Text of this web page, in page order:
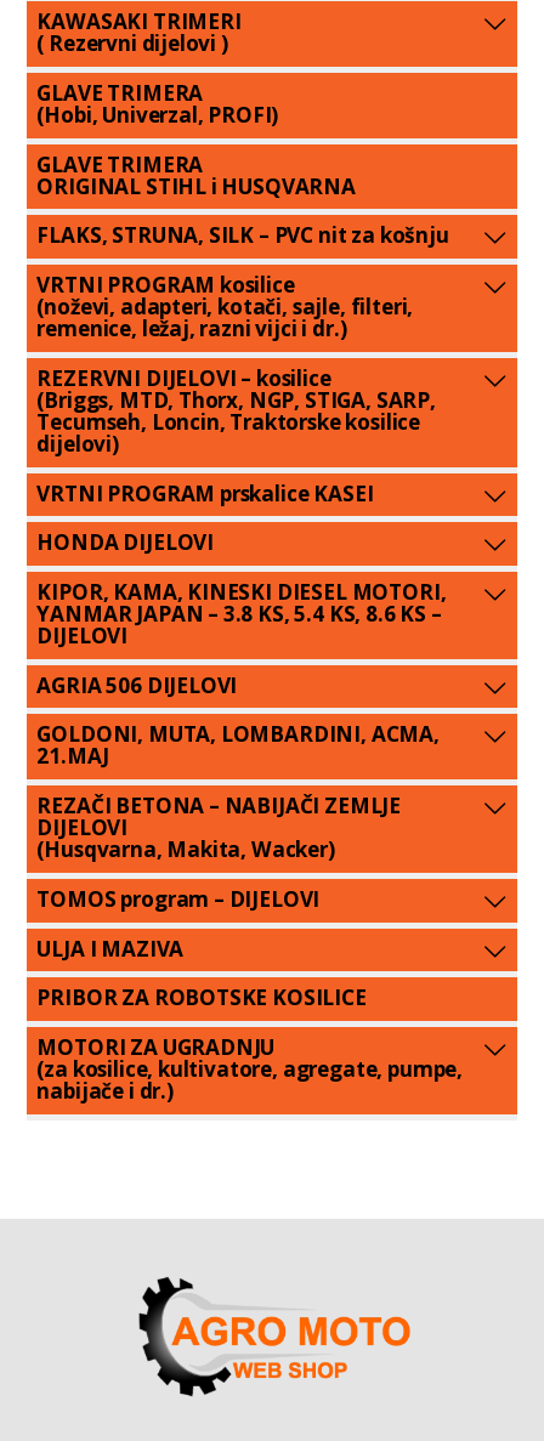
KAWASAKI TRIMERI
( Rezervni dijelovi )
GLAVE TRIMERA
(Hobi, Univerzal, PROFI)
GLAVE TRIMERA
ORIGINAL STIHL i HUSQVARNA
FLAKS, STRUNA, SILK – PVC nit za košnju
VRTNI PROGRAM kosilice
(noževi, adapteri, kotači, sajle, filteri,
remenice, ležaj, razni vijci i dr.)
REZERVNI DIJELOVI – kosilice
(Briggs, MTD, Thorx, NGP, STIGA, SARP,
Tecumseh, Loncin, Traktorske kosilice
dijelovi)
VRTNI PROGRAM prskalice KASEI
HONDA DIJELOVI
KIPOR, KAMA, KINESKI DIESEL MOTORI,
YANMAR JAPAN – 3.8 KS, 5.4 KS, 8.6 KS –
DIJELOVI
AGRIA 506 DIJELOVI
GOLDONI, MUTA, LOMBARDINI, ACMA,
21.MAJ
REZAČI BETONA – NABIJAČI ZEMLJE
DIJELOVI
(Husqvarna, Makita, Wacker)
TOMOS program – DIJELOVI
ULJA I MAZIVA
PRIBOR ZA ROBOTSKE KOSILICE
MOTORI ZA UGRADNJU
(za kosilice, kultivatore, agregate, pumpe,
nabijače i dr.)